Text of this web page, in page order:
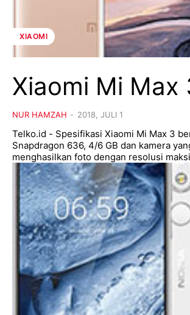
XIAOMI
Xiaomi Mi Max
NUR HAMZAH - 2018, JULI 1
Telko.id - Spesifikasi Xiaomi Mi Max 3
Snapdragon 636, 4/6 GB dan kamera
menghasilkan foto dengan resolusi